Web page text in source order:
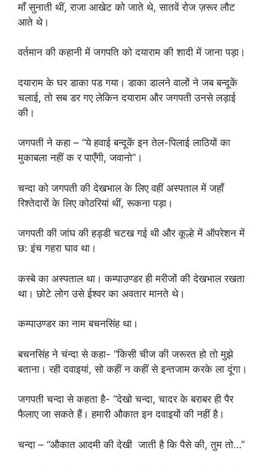
माँ सुनाती थीं, राजा आखेट को जाते थे, सातवें रोज ज़रूर लौट
आते थे।
वर्तमान की कहानी में जगपति को दयाराम की शादी में जाना पड़ा।
दयाराम के घर डाका पड गया। डाका डालने वालों ने जब बन्दूकें
चलाई, तो सब डर गए लेकिन दयाराम और जगपती उनसे लड़ाई
की।
जगपती ने कहा – “ये हवाई बन्दूकें इन तेल-पिलाई लाठियों का
मुकाबला नहीं क र पाएँगी, जवानो”।
चन्दा को जगपती की देखभाल के लिए वहीं अस्पताल में जहाँ
रिश्तेदारों के लिए कोठरियां थीं, रूकना पड़ा।
जगपती की जांघ की हड्डी चटख गई थी और कूल्हे में ऑपरेशन में
छ: इंच गहरा घाव था।
कस्बे का अस्पताल था। कम्पाउण्डर ही मरीजों की देखभाल रखता
था। छोटे लोग उसे ईश्वर का अवतार मानते थे।
कम्पाउण्डर का नाम बचनसिंह था।
बचनसिंह ने चंन्दा से कहा- “किसी चीज की जरूरत हो तो मुझे
बताना। रही दवाइयां, सो कहीं न कहीं से इन्तजाम करके ला दूंगा।
जगपती चन्दा से कहता है- “देखो चन्दा, चादर के बराबर ही पैर
फैलाए जा सकते हैं। हमारी औकात इन दवाइयों की नहीं है।
चन्दा – “औकात आदमी की देखी जाती है कि पैसे की, तुम तो…”